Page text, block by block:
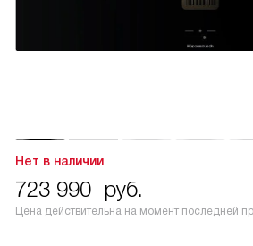
Нет в наличии
723 990 руб.
Цена действительна на момент последней